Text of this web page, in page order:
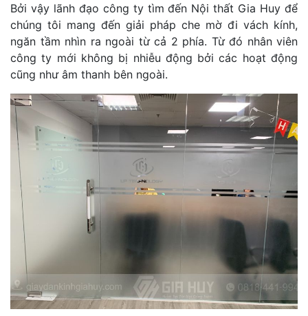
Bởi vậy lãnh đạo công ty tìm đến Nội thất Gia Huy để
chúng tôi mang đến giải pháp che mờ đi vách kính,
ngăn tầm nhìn ra ngoài từ cả 2 phía. Từ đó nhân viên
công ty mới không bị nhiễu động bởi các hoạt động
cũng như âm thanh bên ngoài.